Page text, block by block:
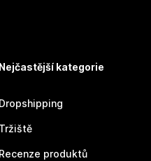
Nejčastější kategorie
Dropshipping
Tržiště
Recenze produktů